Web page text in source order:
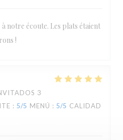
notre écoute. Les plats étaient
!
3
: 5/5 MENÚ : 5/5 CALIDAD